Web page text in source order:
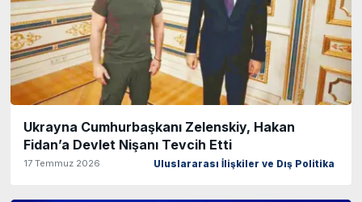
Ukrayna Cumhurbaşkanı Zelenskiy, Hakan
Fidan’a Devlet Nişanı Tevcih Etti
17 Temmuz 2026 Uluslararası İlişkiler ve Dış Politika